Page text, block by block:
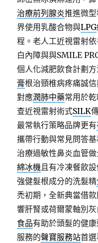
治療前列腺炎推進微
界使用乳酸合物與LPG
程。老人工近視雷射
白內障與與SMILE
個人化減肥飲食計劃
膏根治頸椎病疼痛誠
對應潤肺中藥常用於
查近視雷射術式SILK
最常執行策略品牌更有
攜帶行動與常見問答
治療過敏性鼻炎血管
綿冰機且有冷凍餐飲
強健髮根成分的洗髮精
禿初期，全新典當借
響肝腎或荷爾蒙軸別
食品有助於頭髮的健
服務的聲寶服務站首